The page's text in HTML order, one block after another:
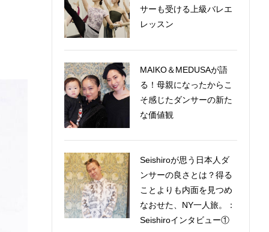
サーも受ける上級バレエ
レッスン
MAIKO＆MEDUSAが語
る！母親になったからこ
そ感じたダンサーの新た
な価値観
Seishiroが思う日本人ダ
ンサーの良さとは？得る
ことよりも内面を見つめ
なおせた、NY一人旅。：
Seishiroインタビュー①